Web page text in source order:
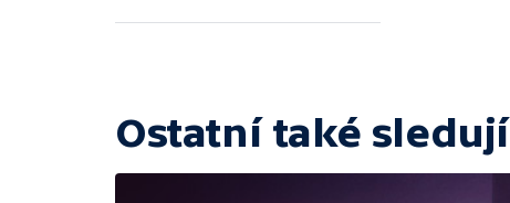
Ostatní také sledují